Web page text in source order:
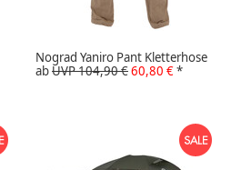
Nograd Yaniro Pant Kletterhose
abUVP 104,90 €60,80 €*